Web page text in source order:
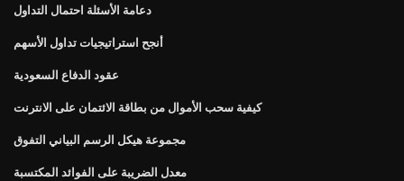
دعامة الأسئلة احتمال التداول
أنجح استراتيجيات تداول الأسهم
عقود الدفاع السعودية
كيفية سحب الأموال من بطاقة الائتمان على الانترنت
مجموعة هيكل الرسم البياني التفوق
معدل الضريبة على الفوائد المكتسبة